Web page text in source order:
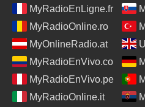
MyRadioEnLigne.fr
MyRadioOnline.ro
MyOnlineRadio.at
MyRadioEnVivo.co
MyRadioEnVivo.pe
MyRadioOnline.it